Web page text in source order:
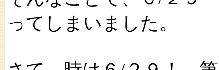
ってしまいました。